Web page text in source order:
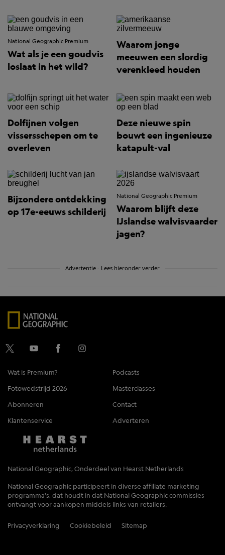
National Geographic Premium
Wat als je een goudvis
loslaat in het wild?
Waarom jonge
meeuwen een slordig
verenkleed houden
Dolfijnen volgen
vissersschepen om te
overleven
Deze nieuwe spin
bouwt een ingenieuze
katapult-val
Bijzondere ontdekking
op 17e-eeuws schilderij
National Geographic Premium
Waarom blijft deze
IJslandse walvisvaarder
jagen?
Advertentie - Lees hieronder verder
Wat is Premium?
Podcasts
Fotowedstrijd 2026
Masterclasses
Abonneren
Contact
Klantenservice
Adverteren
National Geographic, Onderdeel van Hearst Netherlands
National Geographic participeert in diverse affiliate marketing
programma's, dat houdt in dat National Geographic commissies
ontvangt voor aankopen middels links van retailers.
Privacyverklaring Cookiebeleid Sitemap